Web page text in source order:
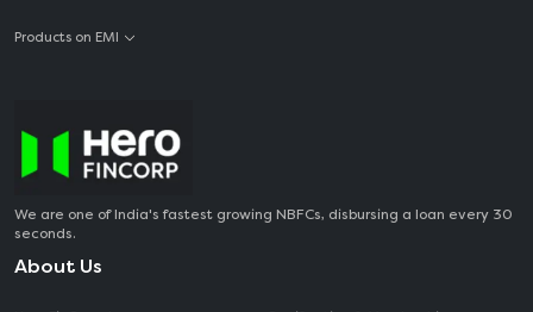
Products on EMI
We are one of India's fastest growing NBFCs, disbursing a loan every 30
seconds.
About Us